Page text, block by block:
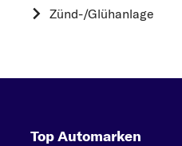
Zünd-/Glühanlage
Top Automarken